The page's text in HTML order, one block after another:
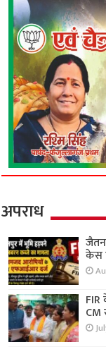
अपराध
केस
FIR
CM